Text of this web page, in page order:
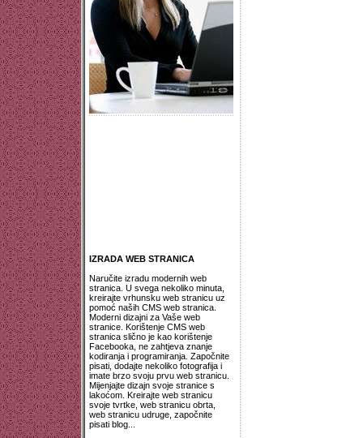
IZRADA WEB STRANICA
Naručite izradu modernih web
stranica. U svega nekoliko minuta,
kreirajte vrhunsku web stranicu uz
pomoć naših CMS web stranica.
Moderni dizajni za Vaše web
stranice. Korištenje CMS web
stranica slično je kao korištenje
Facebooka, ne zahtjeva znanje
kodiranja i programiranja. Započnite
pisati, dodajte nekoliko fotografija i
imate brzo svoju prvu web stranicu.
Mijenjajte dizajn svoje stranice s
lakoćom. Kreirajte web stranicu
svoje tvrtke, web stranicu obrta,
web stranicu udruge, započnite
pisati blog...